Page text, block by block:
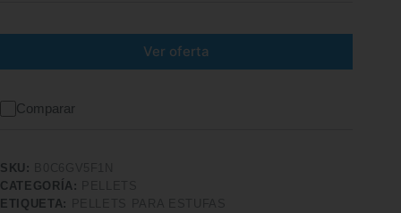
Ver oferta
Comparar
SKU:
CATEGORÍA:
ETIQUETA: